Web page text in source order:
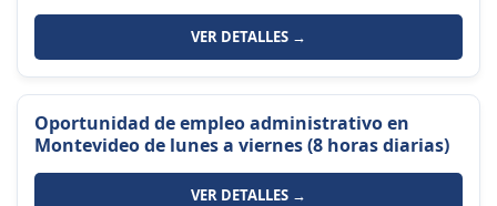
VER DETALLES →
Oportunidad de empleo administrativo en
Montevideo de lunes a viernes (8 horas diarias)
VER DETALLES →